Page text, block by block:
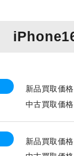
新品買取価格
中古買取価格
新品買取価格